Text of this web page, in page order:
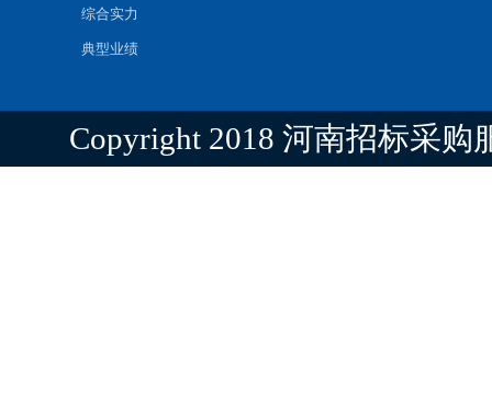
综合实力
典型业绩
Copyright 2018 河南招标采